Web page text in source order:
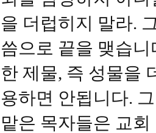
을 더럽히지 말라.
씀으로 끝을 맺습
한 제물, 즉 성물을
용하면 안됩니다.
맡은 목자들은 교